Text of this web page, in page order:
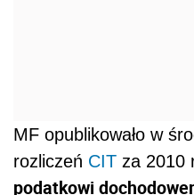
MF opublikowało w
rozliczeń CIT za 2010
podatkowi